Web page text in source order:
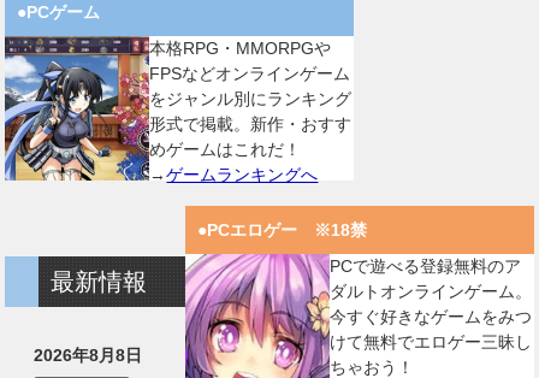
●PCゲーム
本格RPG・MMORPGや
FPSなどオンラインゲーム
をジャンル別にランキング
形式で掲載。新作・おすす
めゲームはこれだ！
→ゲームランキングへ
●PCエロゲー ※18禁
PCで遊べる登録無料のア
ダルトオンラインゲーム。
今すぐ好きなゲームをみつ
けて無料でエロゲー三昧し
ちゃおう！
最新情報
2026年8月8日